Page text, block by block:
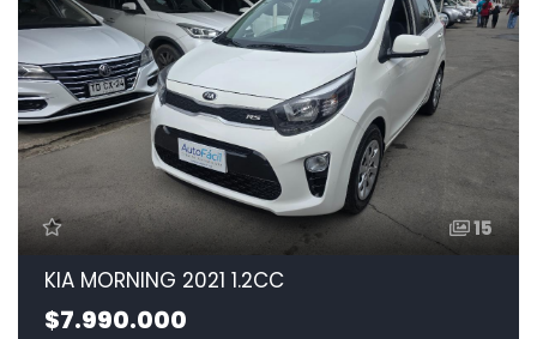
15
KIA MORNING 2021 1.2CC
$7.990.000